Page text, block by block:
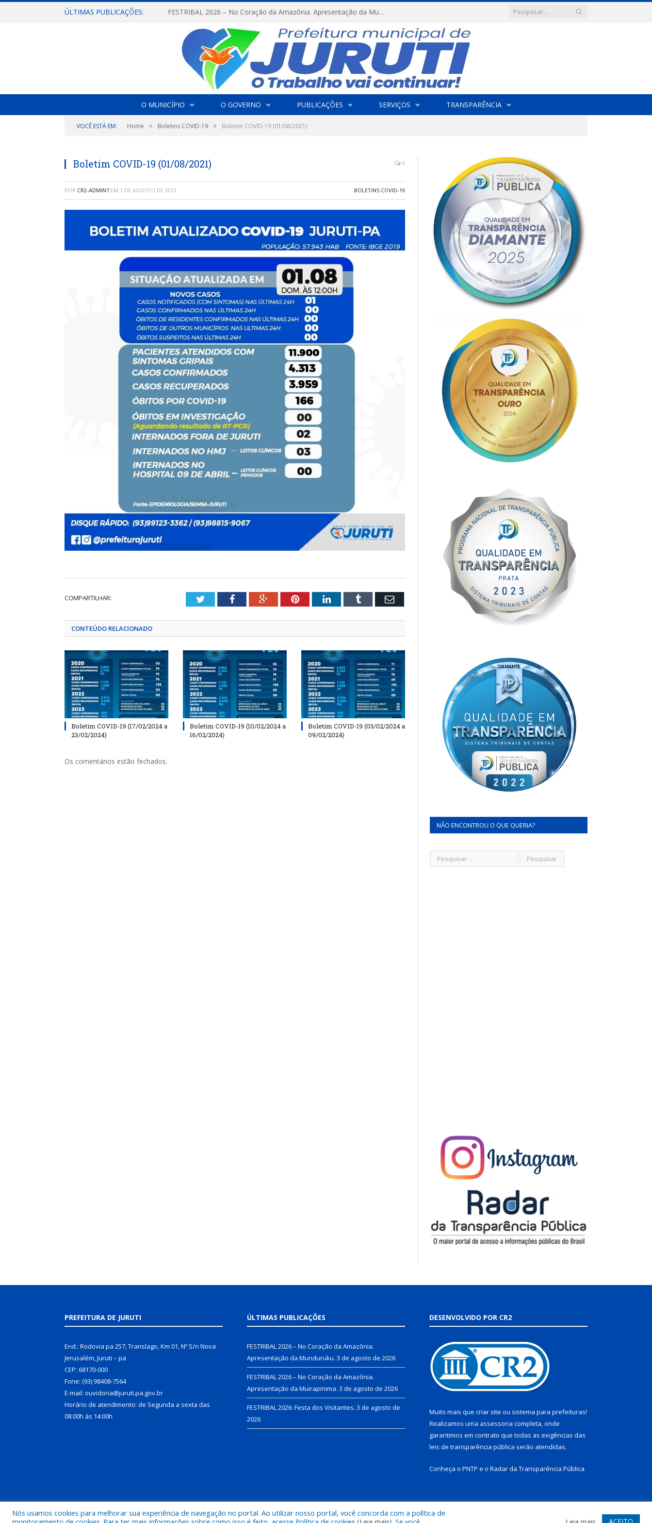
ÚLTIMAS PUBLICAÇÕES: FESTRIBAL 2026 – No Coração da Amazônia. Apresentação da Munduruku.
O MUNICÍPIO O GOVERNO PUBLICAÇÕES SERVIÇOS TRANSPARÊNCIA
VOCÊ ESTÁ EM: Home » Boletins COVID-19 » Boletim COVID-19 (01/08/2021)
Boletim COVID-19 (01/08/2021) 0
POR CR2-ADMIN7 EM 1 DE AGOSTO DE 2021 BOLETINS COVID-19
COMPARTILHAR: TwitterFacebookGoogle+PinterestLinkedInTumblr Email
CONTEÚDO RELACIONADO
Boletim COVID-19 (17/02/2024 a
23/02/2024)
Boletim COVID-19 (10/02/2024 a
16/02/2024)
Boletim COVID-19 (03/02/2024 a
09/02/2024)
Os comentários estão fechados.
NÃO ENCONTROU O QUE QUERIA?
PREFEITURA DE JURUTI
End.: Rodovia pa 257, Translago, Km 01, Nº S/n Nova
Jerusalém, Juruti – pa
CEP: 68170-000
Fone: (93) 98408-7564
E-mail: ouvidoria@juruti.pa.gov.br
Horário de atendimento: de Segunda a sexta das
08:00h às 14:00h
ÚLTIMAS PUBLICAÇÕES
FESTRIBAL 2026 – No Coração da Amazônia.
Apresentação da Munduruku. 3 de agosto de 2026
FESTRIBAL 2026 – No Coração da Amazônia.
Apresentação da Muirapinima. 3 de agosto de 2026
FESTRIBAL 2026: Festa dos Visitantes. 3 de agosto de
2026
DESENVOLVIDO POR CR2
Muito mais que criar site ou sistema para prefeituras!
Realizamos uma assessoria completa, onde
garantimos em contrato que todas as exigências das
leis de transparência pública serão atendidas.
Conheça o PNTP e o Radar da Transparência Pública
Todos os direitos reservados a Prefeitura Municipal de Juruti. Mapa do Site Acessar Webmail
Nós usamos cookies para melhorar sua experiência de navegação no portal. Ao utilizar nosso portal, você concorda com a política de
ACEITO